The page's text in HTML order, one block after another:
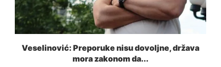
Veselinović: Preporuke nisu dovoljne, država
mora zakonom da...